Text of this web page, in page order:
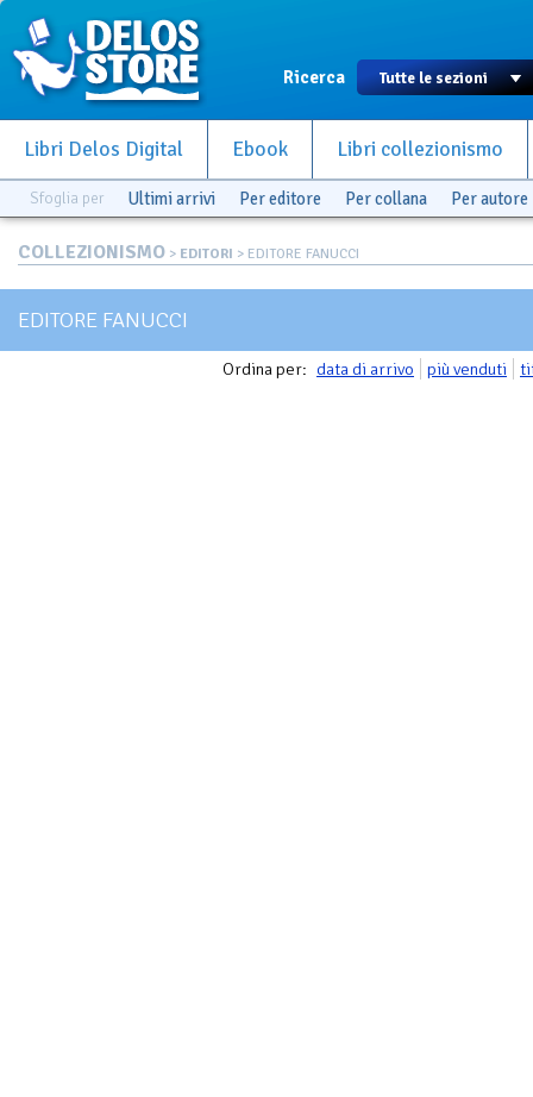
Ricerca
Libri Delos Digital Ebook Libri collezionismo
Sfoglia per Ultimi arrivi Per editore Per collana Per autore
COLLEZIONISMO > EDITORI > EDITORE FANUCCI
EDITORE FANUCCI
Ordina per: data di arrivo più venduti